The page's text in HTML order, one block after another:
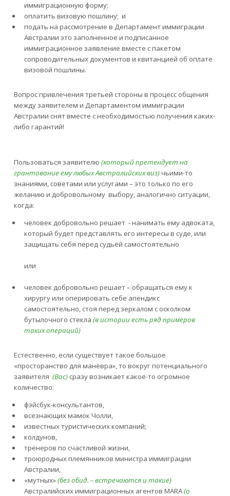
иммиграционную форму;
оплатить визовую пошлину; и
подать на рассмотрение в Департамент иммиграции
Австралии это заполненное и подписанное
иммиграционное заявление вместе с пакетом
сопроводительных документов и квитанцией об оплате
визовой пошлины.
Вoпрос привлечения третьей стороны в процесс общения
между заявителем и Департаментом иммиграции
Австралии снят вместе с необходимостью получения каких-
либо гарантий!
Пользоваться заявителю (который претендует на
грантование ему любых Австралийских виз)чьими-то
знаниями, советами или услугами – это только по его
желанию и добровольному выбору, аналогично ситуации,
когда:
человек добровольно решает - нанимать ему адвоката,
который будет представлять его интересы в суде, или
защищать себя перед судьёй самостоятельно
или
человек добровольно решает – обращаться ему к
хирургу или оперировать себе апендикс
самостоятельно, стоя перед зеркалом с осколком
бутылочного стекла (в истории есть ряд примеров
таких операций)
Естественно, если существует такое большое
«просторанство для манёвра», то вокруг потенциального
заявителя (Вас)сразу возникает какое-то огромное
количество:
фэйсбук-консультантов,
всезнающих мамок Чолли,
известных туристических компаний;
колдунов,
тренеров по счастливой жизни,
троюродных племянников министра иммиграции
Австралии,
«мутных»(без обид. – встречаются и такие)
Австралийских иммиграционных агентов MARA(о